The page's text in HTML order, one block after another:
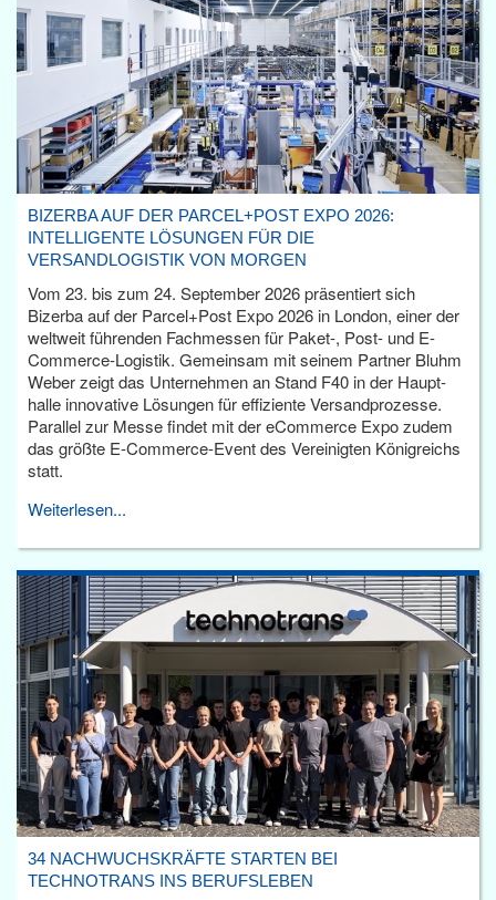
BIZERBA AUF DER PARCEL+POST EXPO 2026:
INTELLIGENTE LÖSUNGEN FÜR DIE
VERSANDLOGISTIK VON MORGEN
Vom 23. bis zum 24. September 2026 präsentiert sich
Bizerba auf der Parcel+Post Expo 2026 in London, einer der
weltweit führenden Fachmessen für Paket-, Post- und E-
Commerce-Logistik. Gemeinsam mit seinem Partner Bluhm
Weber zeigt das Unternehmen an Stand F40 in der Haupt­
halle innovative Lösungen für effiziente Versandprozesse.
Parallel zur Messe findet mit der eCommerce Expo zudem
das größte E-Commerce-Event des Vereinigten Königreichs
statt.
Weiterlesen...
34 NACHWUCHSKRÄFTE STARTEN BEI
TECHNOTRANS INS BERUFSLEBEN